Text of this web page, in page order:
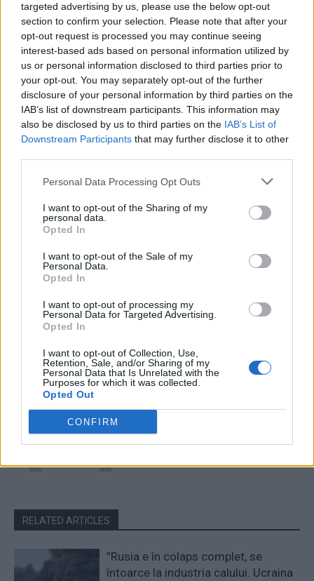
targeted advertising by us, please use the below opt-out
section to confirm your selection. Please note that after your
opt-out request is processed you may continue seeing
interest-based ads based on personal information utilized by
us or personal information disclosed to third parties prior to
your opt-out. You may separately opt-out of the further
disclosure of your personal information by third parties on the
IAB’s list of downstream participants. This information may
also be disclosed by us to third parties on the IAB’s List of
Downstream Participants that may further disclose it to other
Personal Data Processing Opt Outs
I want to opt-out of the Sharing of my
personal data.
Opted In
I want to opt-out of the Sale of my
Personal Data.
Opted In
I want to opt-out of processing my
Personal Data for Targeted Advertising.
Opted In
I want to opt-out of Collection, Use,
Retention, Sale, and/or Sharing of my
Personal Data that Is Unrelated with the
Purposes for which it was collected.
Opted Out
CONFIRM
TAGS gladiator mort PMC Wagner
război
Roman Litasov
rus ucraina
Marele Birtalan a murit în zori.
Un monument al handbalului
handbalului mondial
PORTRET DE CANDIDAT.
Bărăgan, într-un spirit foarte
liber. Acum susțin cu
RELATED ARTICLES
”Rusia e în colaps complet, se
întoarce la industria calului. Ucraina